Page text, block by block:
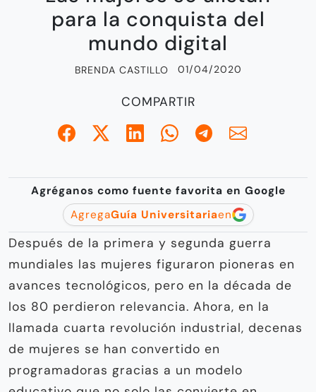
para la conquista del
mundo digital
BRENDA CASTILLO 01/04/2020
COMPARTIR
Agréganos como fuente favorita en Google
AgregaGuía Universitariaen
Después de la primera y segunda guerra
mundiales las mujeres figuraron pioneras en
avances tecnológicos, pero en la década de
los 80 perdieron relevancia. Ahora, en la
llamada cuarta revolución industrial, decenas
de mujeres se han convertido en
programadoras gracias a un modelo